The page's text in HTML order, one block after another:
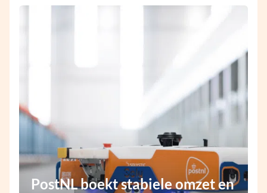
PostNL boekt stabiele omzet en